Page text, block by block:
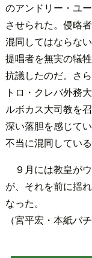
のアンドリー・ユ
させられた。侵略
混同してはならな
提唱者を無実の犠
抗議したのだ。さ
トロ・クレバ外務
ルボカス大司教を
深い落胆を感じて
不当に混同してい
９月には教皇が
が、それを前に揺
なった。
（宮平宏・本紙バ